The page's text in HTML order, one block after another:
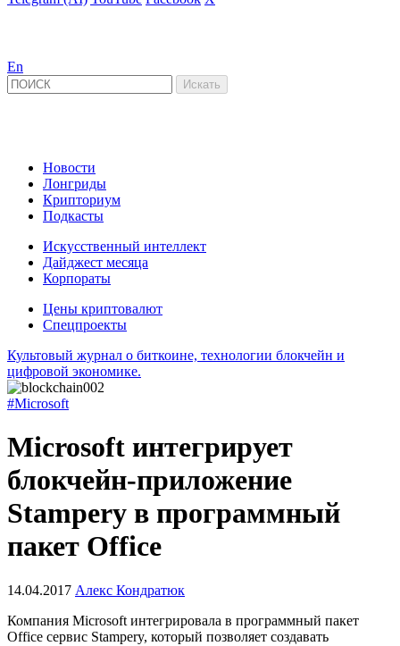
En
Новости
Лонгриды
Крипториум
Подкасты
Искусственный интеллект
Дайджест месяца
Корпораты
Цены криптовалют
Спецпроекты
Культовый журнал о биткоине, технологии блокчейн и
цифровой экономике.
#Microsoft
Microsoft интегрирует
блокчейн-приложение
Stampery в программный
пакет Office
14.04.2017 Алекс Кондратюк
Компания Microsoft интегрировала в программный пакет
Office сервис Stampery, который позволяет создавать